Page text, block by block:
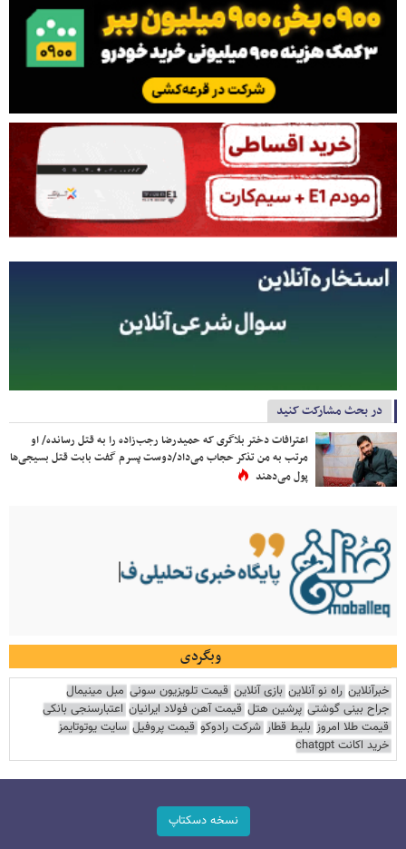
در بحث مشارکت کنید
اعترافات دختر بلاگری که حمیدرضا رجب‌زاده را به قتل رسانده/ او
مرتب به من تذکر حجاب می‌داد/دوست پسرم گفت بابت قتل بسیجی‌ها
پول می‌دهند
وبگردی
خبرآنلاین راه نو آنلاین بازی آنلاین قیمت تلویزیون سونی مبل مینیمال
جراح بینی گوشتی پرشین هتل قیمت آهن فولاد ایرانیان اعتبارسنجی بانکی
قیمت طلا امروز بلیط قطار شرکت رادوکو قیمت پروفیل سایت یوتوتایمز
خرید اکانت chatgpt
نسخه دسکتاپ